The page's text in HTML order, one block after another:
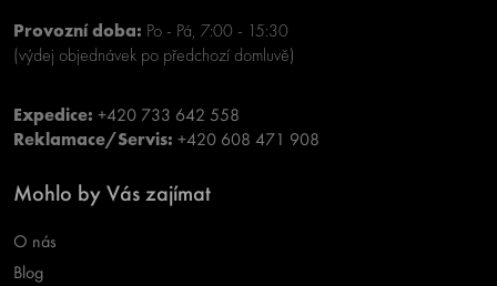
Provozní doba: Po - Pá, 7:00 - 15:30
(výdej objednávek po předchozí domluvě)
Expedice: +420 733 642 558
Reklamace/Servis: +420 608 471 908
Mohlo by Vás zajímat
O nás
Blog